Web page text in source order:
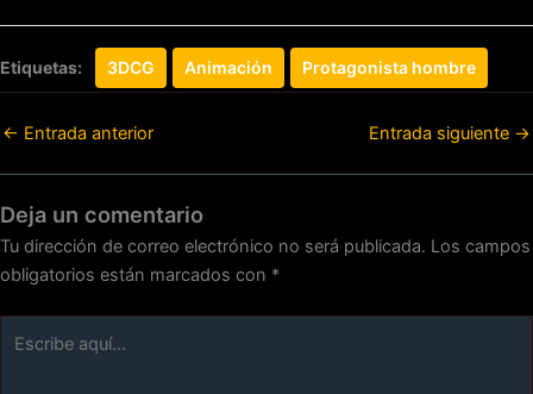
Etiquetas: 3DCG Animación Protagonista hombre
← Entrada anterior Entrada siguiente →
Deja un comentario
Tu dirección de correo electrónico no será publicada. Los campos
obligatorios están marcados con *
aquí...